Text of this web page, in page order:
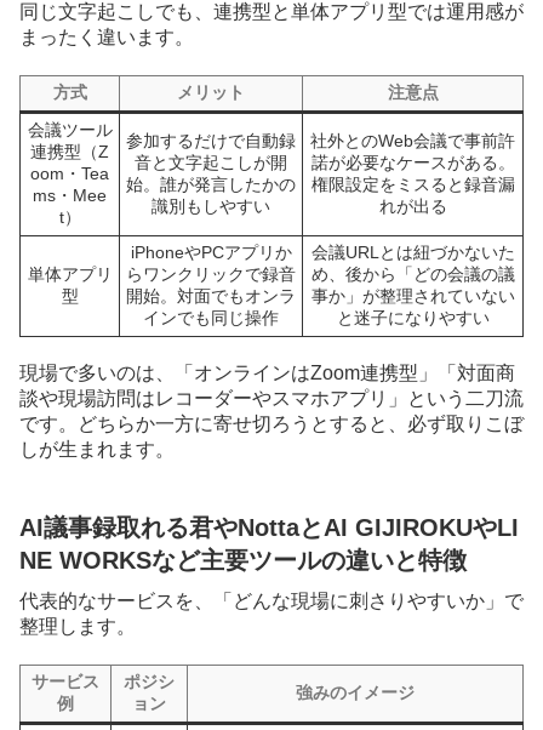
同じ文字起こしでも、連携型と単体アプリ型では運用感が
まったく違います。
方式 メリット
注意点
会議ツール
連携型（Z
oom・Tea
ms・Mee
t）
参加するだけで自動録
音と文字起こしが開
始。誰が発言したかの
識別もしやすい
社外とのWeb会議で事前許
諾が必要なケースがある。
権限設定をミスると録音漏
れが出る
単体アプリ
型
iPhoneやPCアプリか
らワンクリックで録音
開始。対面でもオンラ
インでも同じ操作
会議URLとは紐づかないた
め、後から「どの会議の議
事か」が整理されていない
と迷子になりやすい
現場で多いのは、「オンラインはZoom連携型」「対面商
談や現場訪問はレコーダーやスマホアプリ」という二刀流
です。どちらか一方に寄せ切ろうとすると、必ず取りこぼ
しが生まれます。
AI議事録取れる君やNottaとAI GIJIROKUやLI
NE WORKSなど主要ツールの違いと特徴
代表的なサービスを、「どんな現場に刺さりやすいか」で
整理します。
サービス
例
ポジシ
ョン
強みのイメージ